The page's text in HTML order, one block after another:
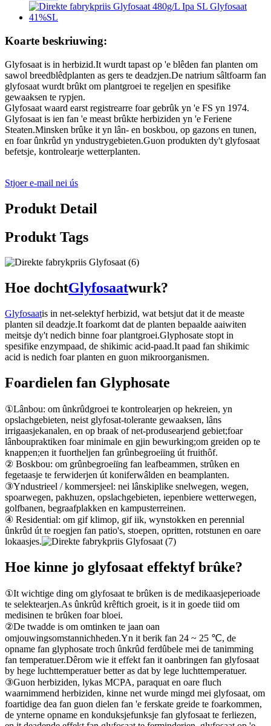
Koarte beskriuwing:
Glyfosaat is in herbizid.It wurdt tapast op 'e blêden fan planten om
sawol breedblêdplanten as gers te deadzjen.De natrium sâltfoarm fan
glyfosaat wurdt brûkt om plantgroei te regeljen en spesifike
gewaaksen te rypjen.
Glyfosaat waard earst registrearre foar gebrûk yn 'e FS yn 1974.
Glyfosaat is ien fan 'e meast brûkte herbiziden yn 'e Feriene
Steaten.Minsken brûke it yn lân- en boskbou, op gazons en tunen,
en foar ûnkrûd yn yndustrygebieten.Guon produkten dy't glyfosaat
befetsje, kontrolearje wetterplanten.
Stjoer e-mail nei ús
Produkt Detail
Produkt Tags
Hoe dochtGlyfosaatwurk?
Glyfosaatis in net-selektyf herbizid, wat betsjut dat it de measte
planten sil deadzje.It foarkomt dat de planten bepaalde aaiwiten
meitsje dy't nedich binne foar plantgroei.Glyphosate stopt in
spesifike enzympaad, de shikimic acid-paad.It paad fan shikimic
acid is nedich foar planten en guon mikroorganismen.
Foardielen fan Glyphosate
①Lânbou: om ûnkrûdgroei te kontrolearjen op hekreien, yn
opslachgebieten, neist glyfosat-tolerante gewaaksen, lâns
irrigaasjekanalen, en op braak of net-produsearjend gebiet;foar
lânboupraktiken foar minimale en gjin bewurking;om greiden op te
knappen;en it fuortheljen fan grûnbegroeiïng út fruithôf.
② Boskbou: om grûnbegroeiïng fan leafbeammen, strûken en
fegetaasje te ferwiderjen út koniferwâlden en beamplanten.
③Yndustrieel / kommersjeel: nei lânskiplike snelwegen, wegen,
spoarwegen, pakhuzen, opslachgebieten, iepenbiere wetterwegen,
golfbanen, begraafplakken en kampusterreinen.
④ Residential: om gif klimop, gif iik, wynstokken en perennial
ûnkrûd út te roegjen fan patio's, stoepen, opritten, rotstunen en oare
lokaasjes.
Hoe kinne jo glyfosaat effektyf brûke?
①It wichtige ding om glyfosaat te brûken is de medikaasjeperioade
te selektearjen.As ûnkrûd krêftich groeit, is it in goede tiid om
medisinen te brûken foar bloei.
②De twadde is om omtinken te jaan oan
omjouwingsomstannichheden.Yn it berik fan 24 ~ 25 ℃, de
opname fan glyphosate troch ûnkrûd ferdûbele mei de tanimming
fan temperatuer.Dêrom wie it effekt fan it oanbringen fan glyfosaat
by hege luchttemperatuer better as dat by lege luchttemperatuer.
③Guon herbiziden, lykas MCPA, paraquat en oare fluch
waarnimmend herbiziden, kinne net wurde mingd mei glyfosaat, om
foartidige dea fan guon dielen fan 'e ferskate greide te foarkommen,
de ynterne opname en konduksjefunksje fan glyfosaat te ferliezen,